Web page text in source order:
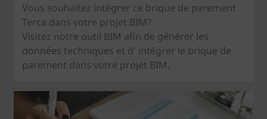
Vous souhaitez intégrer ce brique de parement
Terca dans votre projet BIM?
Visitez notre outil BIM afin de générer les
données techniques et d' intégrer le brique de
parement dans votre projet BIM.